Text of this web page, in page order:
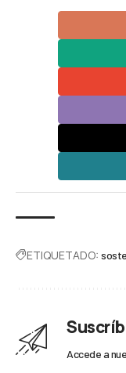
ETIQUETADO:
Accede a